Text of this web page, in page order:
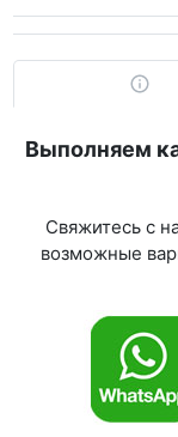
Выполняем
Свяжитесь с
возможные